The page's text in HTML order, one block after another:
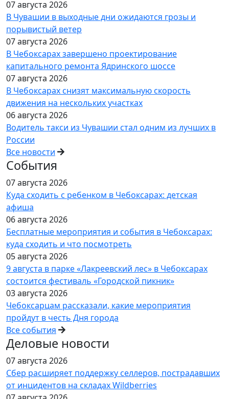
07 августа 2026
В Чувашии в выходные дни ожидаются грозы и
порывистый ветер
07 августа 2026
В Чебоксарах завершено проектирование
капитального ремонта Ядринского шоссе
07 августа 2026
В Чебоксарах снизят максимальную скорость
движения на нескольких участках
06 августа 2026
Водитель такси из Чувашии стал одним из лучших в
России
Все новости
События
07 августа 2026
Куда сходить с ребенком в Чебоксарах: детская
афиша
06 августа 2026
Бесплатные мероприятия и события в Чебоксарах:
куда сходить и что посмотреть
05 августа 2026
9 августа в парке «Лакреевский лес» в Чебоксарах
состоится фестиваль «Городской пикник»
03 августа 2026
Чебоксарцам рассказали, какие мероприятия
пройдут в честь Дня города
Все события
Деловые новости
07 августа 2026
Сбер расширяет поддержку селлеров, пострадавших
от инцидентов на складах Wildberries